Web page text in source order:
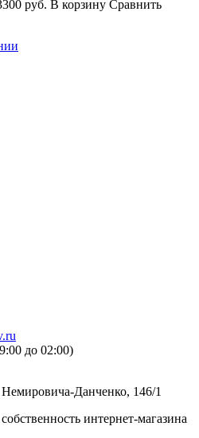
руб. В корзину Сравнить
до 02:00)
Данченко, 146/1
интернет-магазина